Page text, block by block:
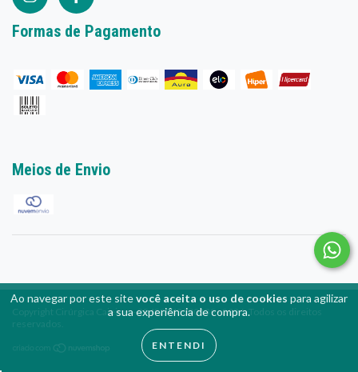
Ao navegar por este sitevocê aceita o uso de cookies para agilizar
a sua experiência de compra.
ENTENDI
Copyright Cirúrgica Caieiras - 25452043000139 - 2026. Todos os direitos
reservados.